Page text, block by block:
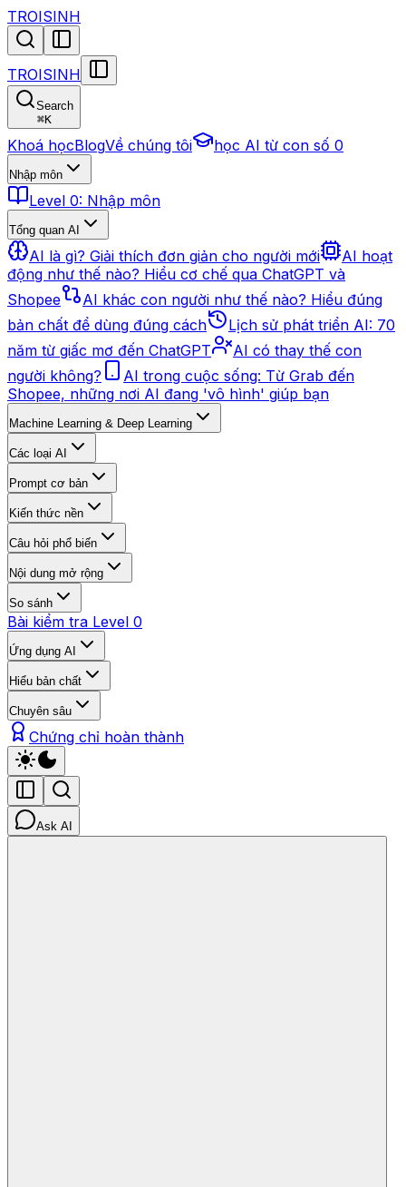
TROISINH
TROISINH
Search
⌘K
Khoá họcBlogVề chúng tôi học AI từ con số 0
Nhập môn
Level 0: Nhập môn
Tổng quan AI
AI là gì? Giải thích đơn giản cho người mới
AI hoạt
động như thế nào? Hiểu cơ chế qua ChatGPT và
Shopee
AI khác con người như thế nào? Hiểu đúng
bản chất để dùng đúng cách
Lịch sử phát triển AI: 70
năm từ giấc mơ đến ChatGPT
AI có thay thế con
người không?
AI trong cuộc sống: Từ Grab đến
Shopee, những nơi AI đang 'vô hình' giúp bạn
Machine Learning & Deep Learning
Các loại AI
Prompt cơ bản
Kiến thức nền
Câu hỏi phổ biến
Nội dung mở rộng
So sánh
Bài kiểm tra Level 0
Ứng dụng AI
Hiểu bản chất
Chuyên sâu
Chứng chỉ hoàn thành
Ask AI